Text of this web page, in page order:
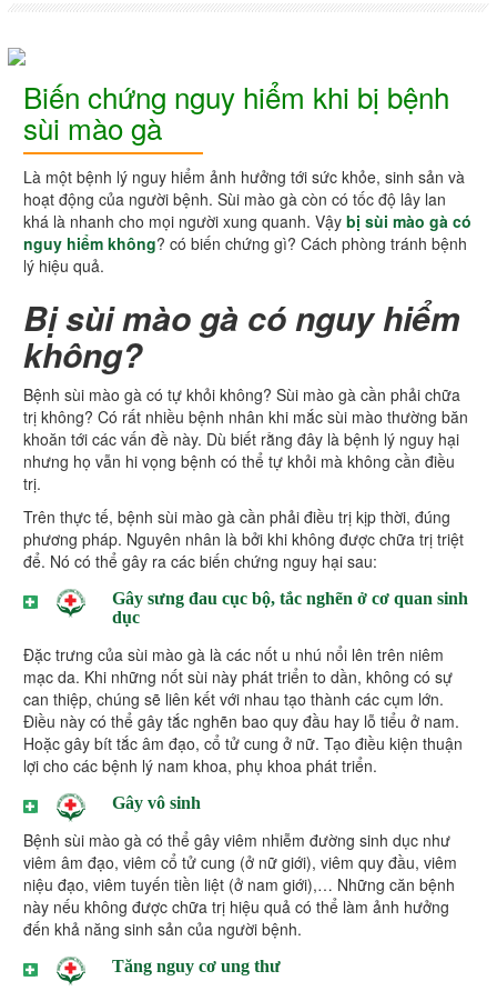
Biến chứng nguy hiểm khi bị bệnh
sùi mào gà
Là một bệnh lý nguy hiểm ảnh hưởng tới sức khỏe, sinh sản và
hoạt động của người bệnh. Sùi mào gà còn có tốc độ lây lan
khá là nhanh cho mọi người xung quanh. Vậy bị sùi mào gà có
nguy hiểm không? có biến chứng gì? Cách phòng tránh bệnh
lý hiệu quả.
Bị sùi mào gà có nguy hiểm
không?
Bệnh sùi mào gà có tự khỏi không? Sùi mào gà cần phải chữa
trị không? Có rất nhiều bệnh nhân khi mắc sùi mào thường băn
khoăn tới các vấn đề này. Dù biết rằng đây là bệnh lý nguy hại
nhưng họ vẫn hi vọng bệnh có thể tự khỏi mà không cần điều
trị.
Trên thực tế, bệnh sùi mào gà cần phải điều trị kịp thời, đúng
phương pháp. Nguyên nhân là bởi khi không được chữa trị triệt
để. Nó có thể gây ra các biến chứng nguy hại sau:
Gây sưng đau cục bộ, tắc nghẽn ở cơ quan sinh
dục
Đặc trưng của sùi mào gà là các nốt u nhú nổi lên trên niêm
mạc da. Khi những nốt sùi này phát triển to dần, không có sự
can thiệp, chúng sẽ liên kết với nhau tạo thành các cụm lớn.
Điều này có thể gây tắc nghẽn bao quy đầu hay lỗ tiểu ở nam.
Hoặc gây bít tắc âm đạo, cổ tử cung ở nữ. Tạo điều kiện thuận
lợi cho các bệnh lý nam khoa, phụ khoa phát triển.
Gây vô sinh
Bệnh sùi mào gà có thể gây viêm nhiễm đường sinh dục như
viêm âm đạo, viêm cổ tử cung (ở nữ giới), viêm quy đầu, viêm
niệu đạo, viêm tuyến tiền liệt (ở nam giới),… Những căn bệnh
này nếu không được chữa trị hiệu quả có thể làm ảnh hưởng
đến khả năng sinh sản của người bệnh.
Tăng nguy cơ ung thư